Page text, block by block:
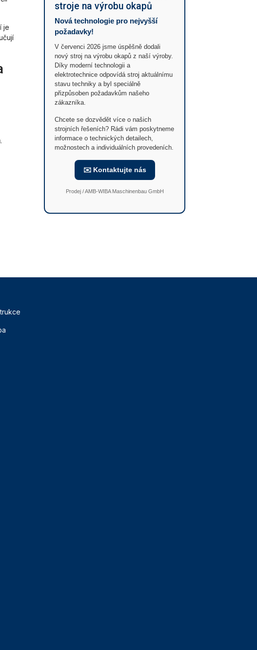
je
stroje na výrobu okapů
Nová technologie pro nejvyšší
požadavky!
V červenci 2026 jsme úspěšně dodali
nový stroj na výrobu okapů z naší výroby.
Díky moderní technologii a
elektrotechnice odpovídá stroj aktuálnímu
stavu techniky a byl speciálně
přizpůsoben požadavkům našeho
zákazníka.
Chcete se dozvědět více o našich
strojních řešeních? Rádi vám poskytneme
informace o technických detailech,
možnostech a individuálních provedeních.
✉️ Kontaktujte nás
Prodej / AMB-WIBA Maschinenbau GmbH